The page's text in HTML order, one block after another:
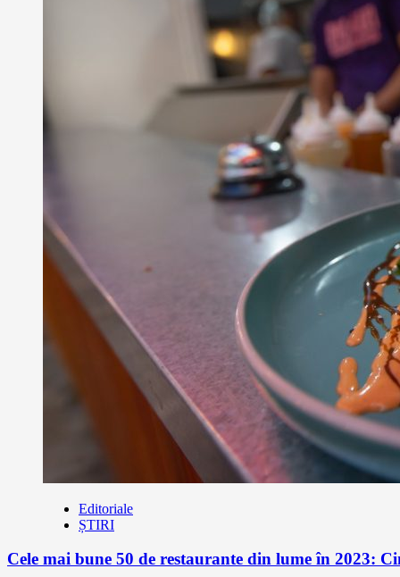
Editoriale
ȘTIRI
Cele mai bune 50 de restaurante din lume în 2023: